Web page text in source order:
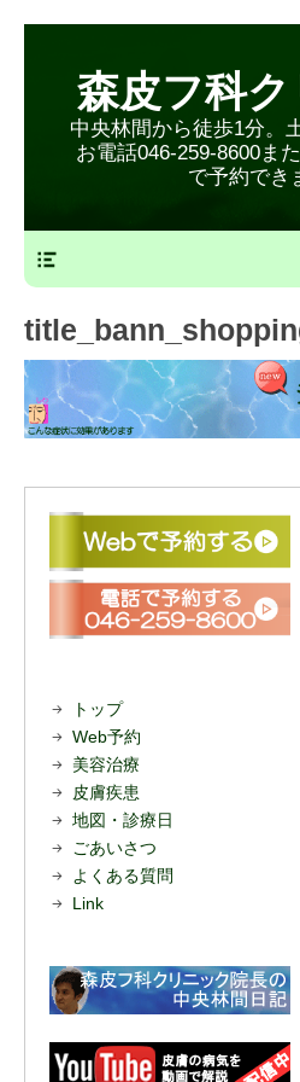
森皮フ科
中央林間から徒歩1分。
お電話046-259-8600ま
で予約でき
トップ
Web予約
美容治療
皮膚疾患
地図・診療日
ごあいさつ
よくある質問
Link